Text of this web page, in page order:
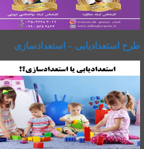
طرح استعدادیابی – استعدادسازی